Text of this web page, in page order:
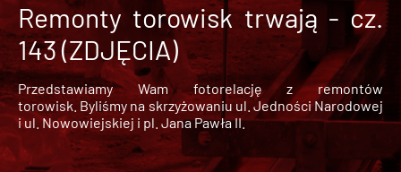
Remonty torowisk trwają - cz.
143 (ZDJĘCIA)
Przedstawiamy Wam fotorelację z remontów
torowisk. Byliśmy na skrzyżowaniu ul. Jedności Narodowej
i ul. Nowowiejskiej i pl. Jana Pawła II.